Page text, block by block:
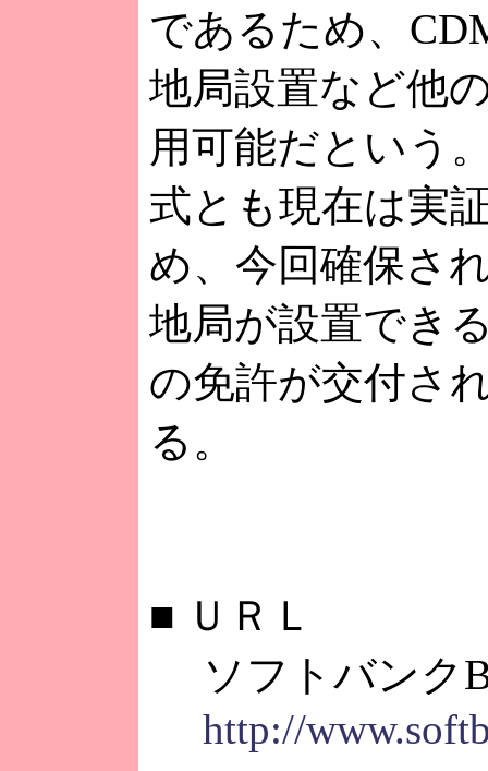
であるため、
地局設置など他
用可能だという
式とも現在は実
め、今回確保さ
地局が設置でき
の免許が交付さ
る。
■ ＵＲＬ
ソフトバンク
http://